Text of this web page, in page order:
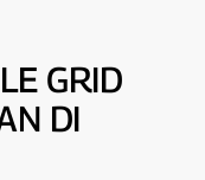
GRID
DI